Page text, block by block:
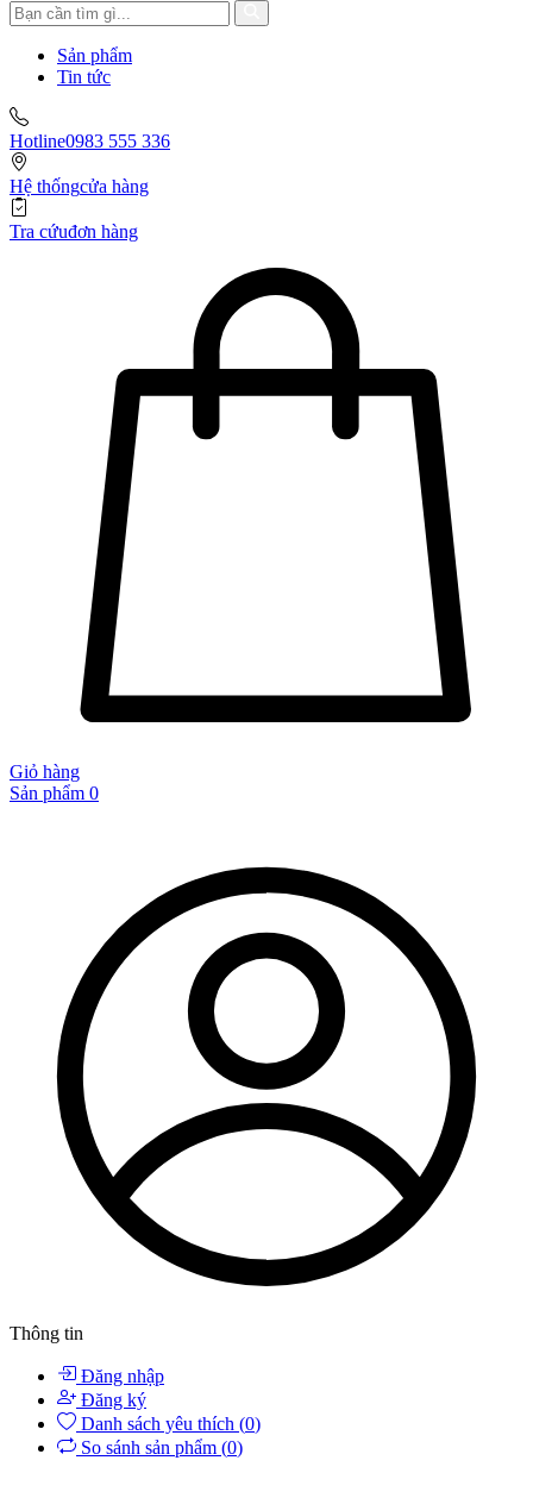
Sản phẩm
Tin tức
Hotline0983 555 336
Hệ thốngcửa hàng
Tra cứuđơn hàng
Giỏ hàng
Sản phẩm 0
Thông tin
Đăng nhập
Đăng ký
Danh sách yêu thích (0)
So sánh sản phẩm (0)